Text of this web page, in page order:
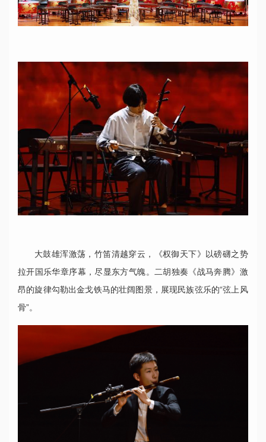
大鼓雄浑激荡，竹笛清越穿云，《权御天下》以磅礴之势
拉开国乐华章序幕，尽显东方气魄。二胡独奏《战马奔腾》激
昂的旋律勾勒出金戈铁马的壮阔图景，展现民族弦乐的“弦上风
骨”。